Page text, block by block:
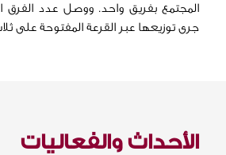
جرى توزيعها عبر القرعة المفتوحة على
الأحداث والفعاليات